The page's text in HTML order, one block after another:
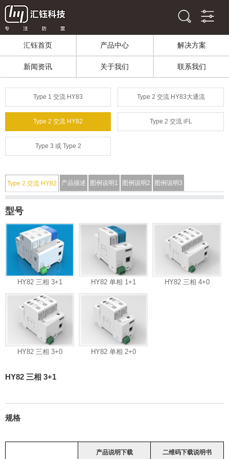
汇钰首页 产品中心 解决方案
新闻资讯 关于我们 联系我们
Type 1 交流 HY83 Type 2 交流 HY83大通流
Type 2 交流 HY82 Type 2 交流 iFL
Type 3 或 Type 2
Type 2 交流 HY82 产品描述 图例说明1 图例说明2 图例说明3
型号
HY82 三相 3+1 HY82 单相 1+1 HY82 三相 4+0
HY82 三相 3+0 HY82 单相 2+0
HY82 三相 3+1
规格
产品说明下载 二维码下载说明书